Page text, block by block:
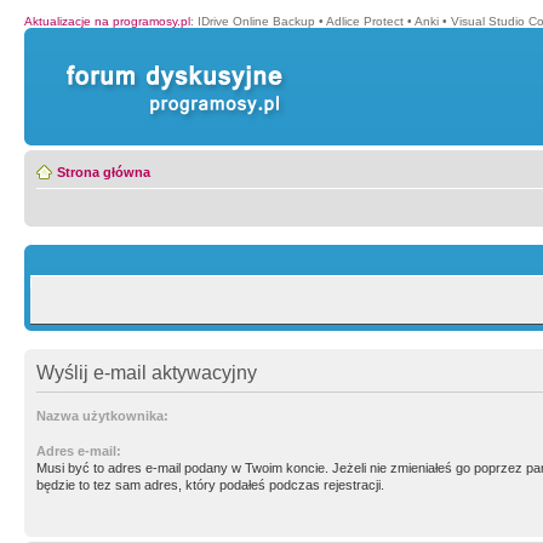
Aktualizacje na programosy.pl: IDrive Online Backup • Adlice Protect • Anki • Visual Studio
Strona główna
Wyślij e-mail aktywacyjny
Nazwa użytkownika:
Adres e-mail:
Musi być to adres e-mail podany w Twoim koncie. Jeżeli nie zmieniałeś go poprzez
będzie to tez sam adres, który podałeś podczas rejestracji.